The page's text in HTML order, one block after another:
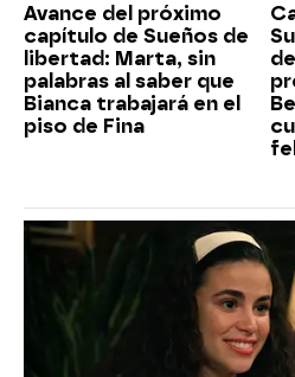
Avance del próximo
capítulo de Sueños de
libertad: Marta, sin
palabras al saber que
Bianca trabajará en el
piso de Fina